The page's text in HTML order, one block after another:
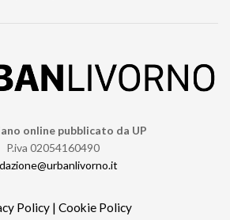
online pubblicato da UP
P.iva 02054160490
Policy | Cookie Policy